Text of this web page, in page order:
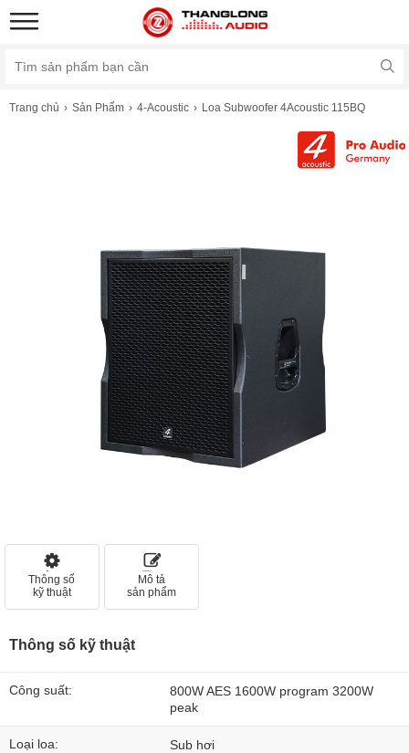
Trang chủ Sản Phẩm 4-Acoustic Loa Subwoofer 4Acoustic 115BQ
Thông số
kỹ thuật
Mô tả
sản phẩm
Thông số kỹ thuật
Công suất:
800W AES 1600W program 3200W
peak
Loại loa: Sub hơi